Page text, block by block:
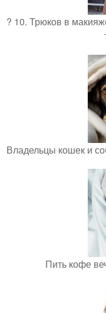
? 10. Трюков в
Владельцы кошек и
Пить кофе